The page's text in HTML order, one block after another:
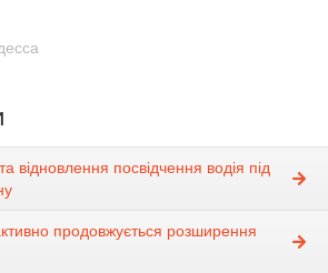
відновлення посвідчення водія під
продовжується розширення